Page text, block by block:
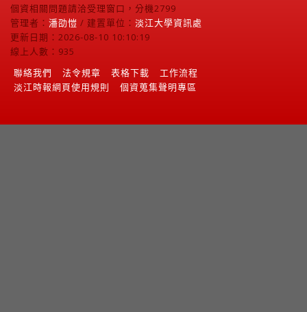
個資相關問題請洽受理窗口，分機2799
管理者： 潘劭愷 / 建置單位： 淡江大學資訊處
更新日期：2026-08-10 10:10:19
線上人數：935
聯絡我們
法令規章 表格下載
工作流程
淡江時報網頁使用規則
個資蒐集聲明專區